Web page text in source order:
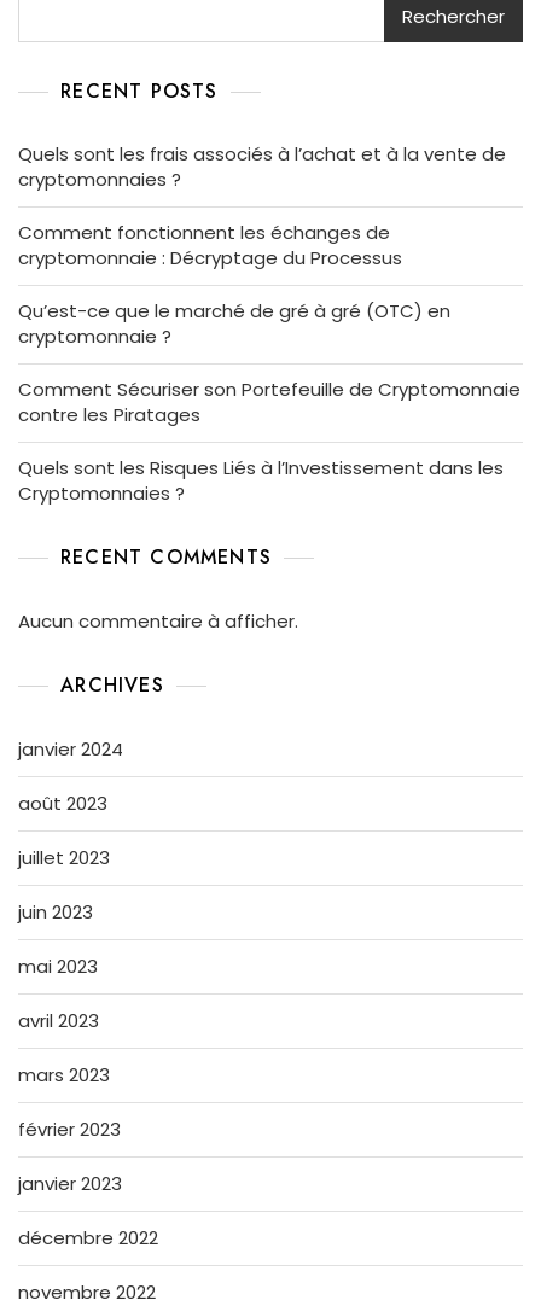
Rechercher
RECENT POSTS
Quels sont les frais associés à l’achat et à la vente de
cryptomonnaies ?
Comment fonctionnent les échanges de
cryptomonnaie : Décryptage du Processus
Qu’est-ce que le marché de gré à gré (OTC) en
cryptomonnaie ?
Comment Sécuriser son Portefeuille de Cryptomonnaie
contre les Piratages
Quels sont les Risques Liés à l’Investissement dans les
Cryptomonnaies ?
RECENT COMMENTS
Aucun commentaire à afficher.
ARCHIVES
janvier 2024
août 2023
juillet 2023
juin 2023
mai 2023
avril 2023
mars 2023
février 2023
janvier 2023
décembre 2022
novembre 2022